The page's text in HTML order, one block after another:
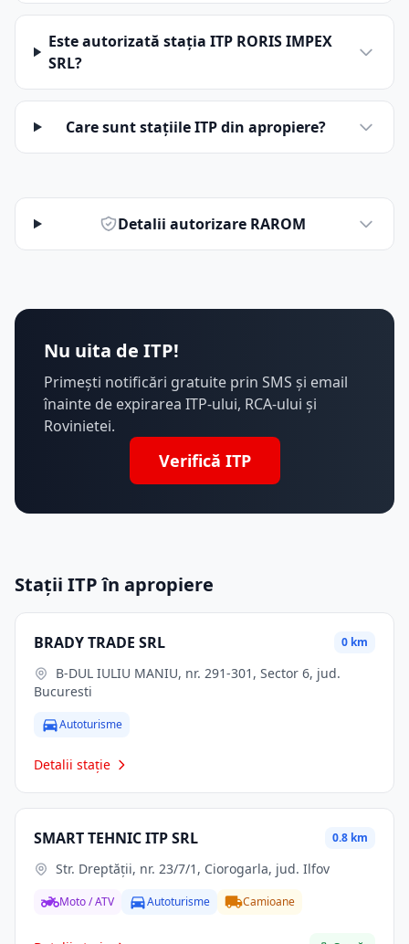
Este autorizată stația ITP RORIS IMPEX
SRL?
Care sunt stațiile ITP din apropiere?
Detalii autorizare RAROM
Nu uita de ITP!
Primești notificări gratuite prin SMS și email
înainte de expirarea ITP-ului, RCA-ului și
Rovinietei.
Verifică ITP
Stații ITP în apropiere
BRADY TRADE SRL 0 km
Bucuresti
Autoturisme
Detalii stație
SMART TEHNIC ITP SRL 0.8 km
Str. Dreptăţii, nr. 23/7/1, Ciorogarla, jud. Ilfov
Moto / ATV Autoturisme Camioane